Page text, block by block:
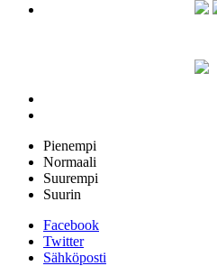
Pienempi
Normaali
Suurempi
Suurin
Facebook
Twitter
Sähköposti